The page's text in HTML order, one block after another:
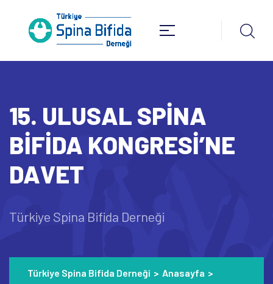
15. ULUSAL SPİNA
BİFİDA KONGRESİ’NE
DAVET
Türkiye Spina Bifida Derneği
Türkiye Spina Bifida Derneği > Anasayfa >